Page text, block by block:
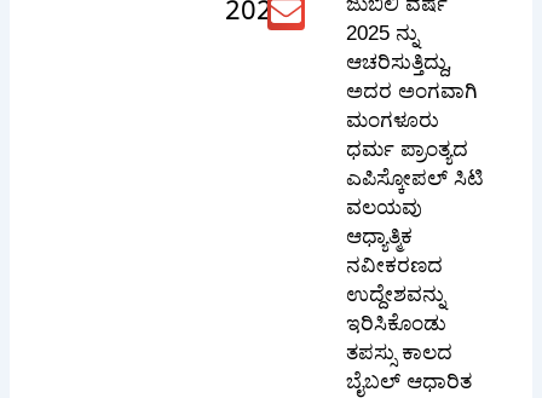
2025
2025 ನ್ನು
ಆಚರಿಸುತ್ತಿದ್ದು,
ಅದರ ಅಂಗವಾಗಿ
ಮಂಗಳೂರು
ಧರ್ಮ ಪ್ರಾಂತ್ಯದ
ಎಪಿಸ್ಕೋಪಲ್ ಸಿಟಿ
ವಲಯವು
ಆಧ್ಯಾತ್ಮಿಕ
ನವೀಕರಣದ
ಉದ್ದೇಶವನ್ನು
ಇರಿಸಿಕೊಂಡು
ತಪಸ್ಸು ಕಾಲದ
ಬೈಬಲ್ ಆಧಾರಿತ